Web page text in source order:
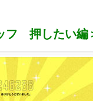
フ 押したい編